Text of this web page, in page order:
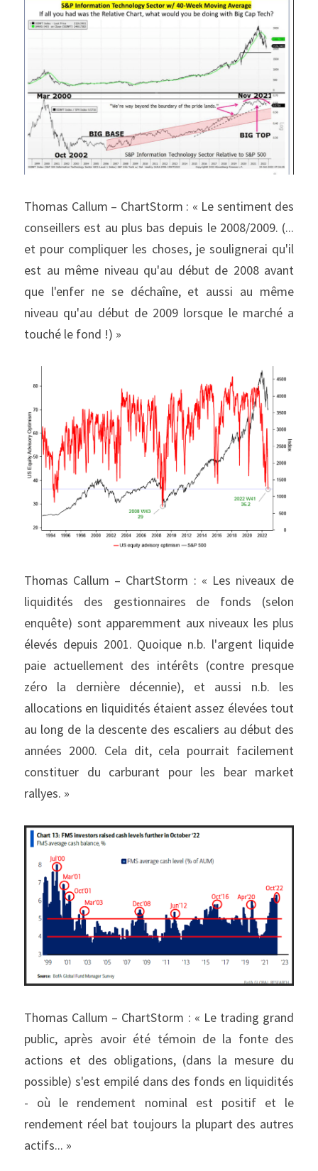
Thomas Callum – ChartStorm : « Le sentiment des
conseillers est au plus bas depuis le 2008/2009. (...
et pour compliquer les choses, je soulignerai qu'il
est au même niveau qu'au début de 2008 avant
que l'enfer ne se déchaîne, et aussi au même
niveau qu'au début de 2009 lorsque le marché a
touché le fond !) »
Thomas Callum – ChartStorm : « Les niveaux de
liquidités des gestionnaires de fonds (selon
enquête) sont apparemment aux niveaux les plus
élevés depuis 2001. Quoique n.b. l'argent liquide
paie actuellement des intérêts (contre presque
zéro la dernière décennie), et aussi n.b. les
allocations en liquidités étaient assez élevées tout
au long de la descente des escaliers au début des
années 2000. Cela dit, cela pourrait facilement
constituer du carburant pour les bear market
rallyes. »
Thomas Callum – ChartStorm : « Le trading grand
public, après avoir été témoin de la fonte des
actions et des obligations, (dans la mesure du
possible) s'est empilé dans des fonds en liquidités
- où le rendement nominal est positif et le
rendement réel bat toujours la plupart des autres
actifs... »